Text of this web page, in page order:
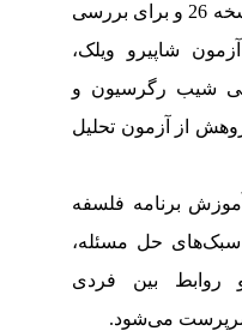
داده‌ها از نرم‌افزار SPSS نسخه 26 و برای بررسی
شاپیرو ویلک،
شیب رگرسیون و
از آزمون تحلیل
برنامه فلسفه
حل مسئله،
روابط بین فردی
می‌شود.